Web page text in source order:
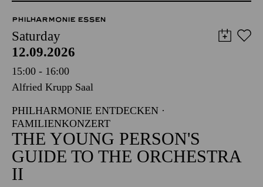
PHILHARMONIE ESSEN
Saturday
12.09.2026
15:00 - 16:00
Alfried Krupp Saal
PHILHARMONIE ENTDECKEN ·
FAMILIENKONZERT
THE YOUNG PERSON'S
GUIDE TO THE ORCHESTRA
II